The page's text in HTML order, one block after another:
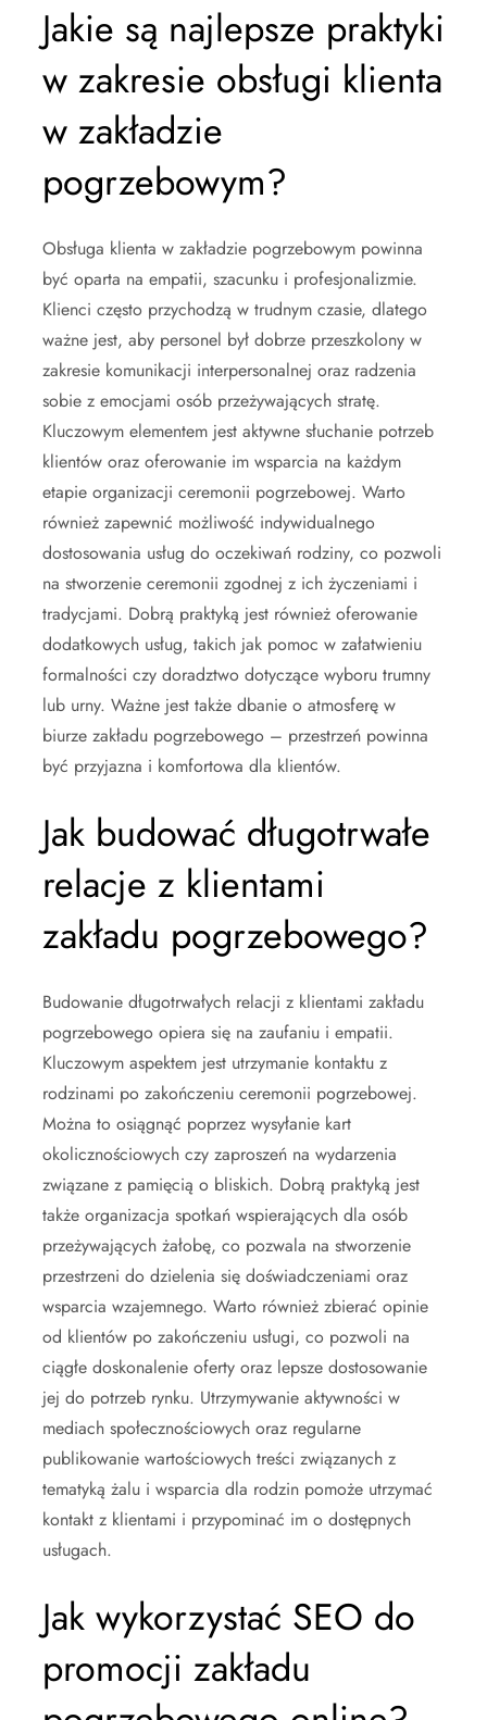
Jakie są najlepsze praktyki
w zakresie obsługi klienta
w zakładzie
pogrzebowym?
Obsługa klienta w zakładzie pogrzebowym powinna
być oparta na empatii, szacunku i profesjonalizmie.
Klienci często przychodzą w trudnym czasie, dlatego
ważne jest, aby personel był dobrze przeszkolony w
zakresie komunikacji interpersonalnej oraz radzenia
sobie z emocjami osób przeżywających stratę.
Kluczowym elementem jest aktywne słuchanie potrzeb
klientów oraz oferowanie im wsparcia na każdym
etapie organizacji ceremonii pogrzebowej. Warto
również zapewnić możliwość indywidualnego
dostosowania usług do oczekiwań rodziny, co pozwoli
na stworzenie ceremonii zgodnej z ich życzeniami i
tradycjami. Dobrą praktyką jest również oferowanie
dodatkowych usług, takich jak pomoc w załatwieniu
formalności czy doradztwo dotyczące wyboru trumny
lub urny. Ważne jest także dbanie o atmosferę w
biurze zakładu pogrzebowego – przestrzeń powinna
być przyjazna i komfortowa dla klientów.
Jak budować długotrwałe
relacje z klientami
zakładu pogrzebowego?
Budowanie długotrwałych relacji z klientami zakładu
pogrzebowego opiera się na zaufaniu i empatii.
Kluczowym aspektem jest utrzymanie kontaktu z
rodzinami po zakończeniu ceremonii pogrzebowej.
Można to osiągnąć poprzez wysyłanie kart
okolicznościowych czy zaproszeń na wydarzenia
związane z pamięcią o bliskich. Dobrą praktyką jest
także organizacja spotkań wspierających dla osób
przeżywających żałobę, co pozwala na stworzenie
przestrzeni do dzielenia się doświadczeniami oraz
wsparcia wzajemnego. Warto również zbierać opinie
od klientów po zakończeniu usługi, co pozwoli na
ciągłe doskonalenie oferty oraz lepsze dostosowanie
jej do potrzeb rynku. Utrzymywanie aktywności w
mediach społecznościowych oraz regularne
publikowanie wartościowych treści związanych z
tematyką żalu i wsparcia dla rodzin pomoże utrzymać
kontakt z klientami i przypominać im o dostępnych
usługach.
Jak wykorzystać SEO do
promocji zakładu